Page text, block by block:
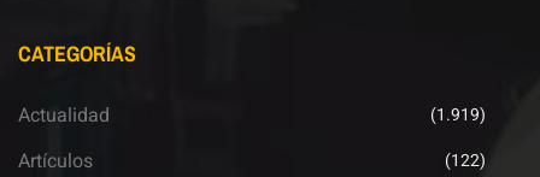
CATEGORÍAS
Actualidad (1.919)
Artículos (122)